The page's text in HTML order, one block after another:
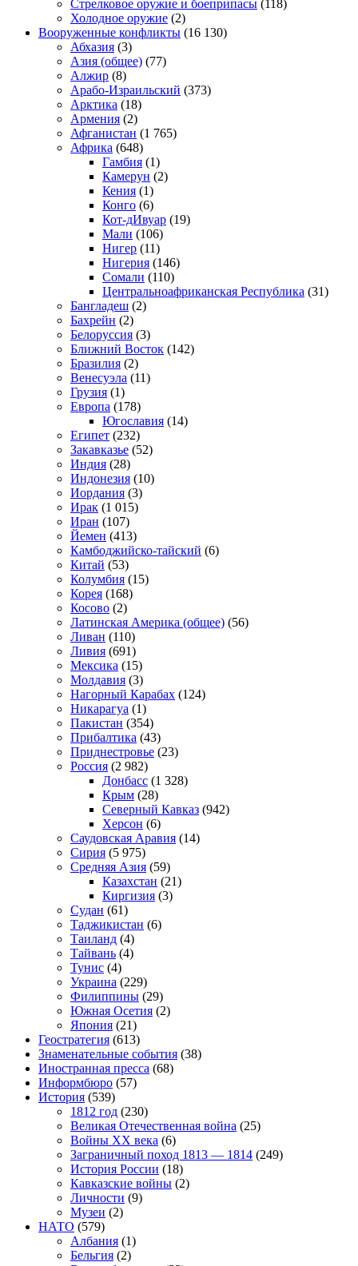
Стрелковое оружие и боеприпасы (118)
Холодное оружие (2)
Вооруженные конфликты (16 130)
Абхазия (3)
Азия (общее) (77)
Алжир (8)
Арабо-Израильский (373)
Арктика (18)
Армения (2)
Афганистан (1 765)
Африка (648)
Гамбия (1)
Камерун (2)
Кения (1)
Конго (6)
Кот-дИвуар (19)
Мали (106)
Нигер (11)
Нигерия (146)
Сомали (110)
Центральноафриканская Республика (31)
Бангладеш (2)
Бахрейн (2)
Белоруссия (3)
Ближний Восток (142)
Бразилия (2)
Венесуэла (11)
Грузия (1)
Европа (178)
Югославия (14)
Египет (232)
Закавказье (52)
Индия (28)
Индонезия (10)
Иордания (3)
Ирак (1 015)
Иран (107)
Йемен (413)
Камбоджийско-тайский (6)
Китай (53)
Колумбия (15)
Корея (168)
Косово (2)
Латинская Америка (общее) (56)
Ливан (110)
Ливия (691)
Мексика (15)
Молдавия (3)
Нагорный Карабах (124)
Никарагуа (1)
Пакистан (354)
Прибалтика (43)
Приднестровье (23)
Россия (2 982)
Донбасс (1 328)
Крым (28)
Северный Кавказ (942)
Херсон (6)
Саудовская Аравия (14)
Сирия (5 975)
Средняя Азия (59)
Казахстан (21)
Киргизия (3)
Судан (61)
Таджикистан (6)
Таиланд (4)
Тайвань (4)
Тунис (4)
Украина (229)
Филиппины (29)
Южная Осетия (2)
Япония (21)
Геостратегия (613)
Знаменательные события (38)
Иностранная пресса (68)
Информбюро (57)
История (539)
1812 год (230)
Великая Отечественная война (25)
Войны XX века (6)
Заграничный поход 1813 — 1814 (249)
История России (18)
Кавказские войны (2)
Личности (9)
Музеи (2)
НАТО (579)
Албания (1)
Бельгия (2)